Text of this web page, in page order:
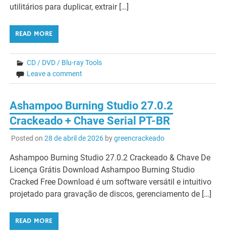
utilitários para duplicar, extrair […]
READ MORE
CD / DVD / Blu-ray Tools
Leave a comment
Ashampoo Burning Studio 27.0.2
Crackeado + Chave Serial PT-BR
Posted on 28 de abril de 2026bygreencrackeado
Ashampoo Burning Studio 27.0.2 Crackeado & Chave De
Licença Grátis Download Ashampoo Burning Studio
Cracked Free Download é um software versátil e intuitivo
projetado para gravação de discos, gerenciamento de […]
READ MORE